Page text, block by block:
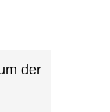
der